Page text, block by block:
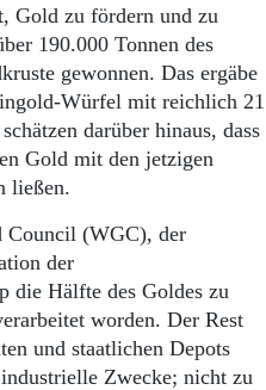
sind
Login
werden
Gold zu fördern und zu
190.000 Tonnen des
gewonnen. Das ergäbe
Würfel mit reichlich 21
darüber hinaus, dass
Gold mit den jetzigen
ließen.
Council (WGC), der
der
die Hälfte des Goldes zu
worden. Der Rest
und staatlichen Depots
Zwecke; nicht zu